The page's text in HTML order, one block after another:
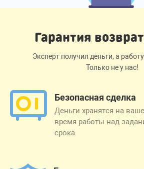
Гарантия
Эксперт получил деньги, а
Только не у нас!
Безопасная сделка
Деньги хранятся на
время работы над
срока